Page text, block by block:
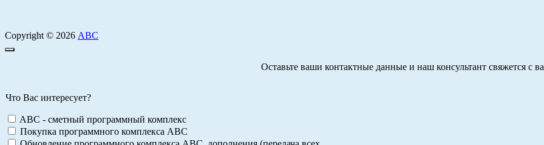
Copyright © 2026 АВС
Оставьте ваши контактные данные и наш консультант свяжется с
Что Вас интересует?
ABC - сметный программный комплекс
Покупка программного комплекса АВС